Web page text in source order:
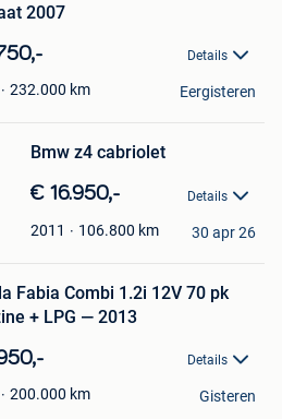
2007
Details
232.000 km Eergisteren
Bmw z4 cabriolet
€ 16.950,- Details
2011 106.800 km 30 apr 26
Fabia Combi 1.2i 12V 70 pk
+ LPG — 2013
Details
200.000 km Gisteren